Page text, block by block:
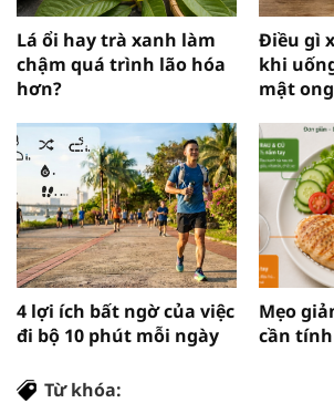
Lá ổi hay trà xanh làm
chậm quá trình lão hóa
hơn?
Điều gì
khi
mật
4 lợi ích bất ngờ của việc
đi bộ 10 phút mỗi ngày
Mẹo
cần
Từ khóa: